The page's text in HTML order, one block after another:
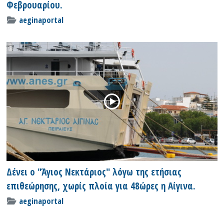
Φεβρουαρίου.
aeginaportal
Δένει ο "Άγιος Νεκτάριος" λόγω της ετήσιας
επιθεώρησης, χωρίς πλοία για 48ώρες η Αίγινα.
aeginaportal